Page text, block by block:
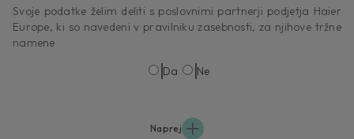
Svoje podatke želim deliti s poslovnimi partnerji podjetja Haier
Europe, ki so navedeni v pravilniku zasebnosti, za njihove tržne
namene
Da
Ne
Naprej